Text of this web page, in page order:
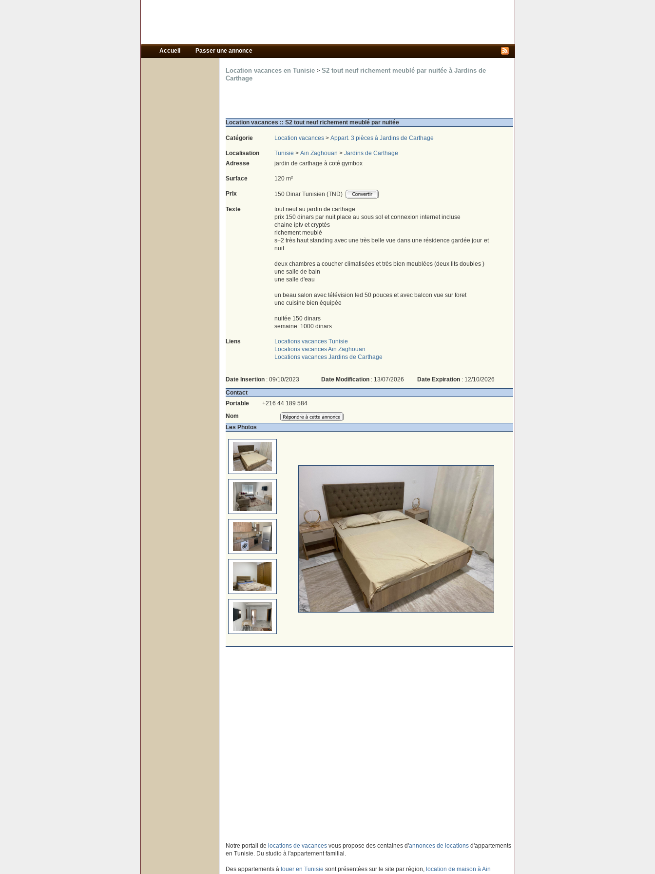
Accueil Passer une annonce
Location vacances en Tunisie > S2 tout neuf richement meublé par nuitée à Jardins de
Carthage
Location vacances :: S2 tout neuf richement meublé par nuitée
Catégorie Location vacances> Appart. 3 pièces à Jardins de Carthage
Localisation Tunisie > Ain Zaghouan > Jardins de Carthage
Adresse
jardin de carthage à coté gymbox
Surface 120 m²
Prix 150 Dinar Tunisien (TND)
Texte
tout neuf au jardin de carthage
prix 150 dinars par nuit place au sous sol et connexion internet incluse
chaine iptv et cryptés
richement meublé
s+2 très haut standing avec une très belle vue dans une résidence gardée jour et
nuit
deux chambres a coucher climatisées et très bien meublées (deux lits doubles )
une salle de bain
une salle d'eau
un beau salon avec télévision led 50 pouces et avec balcon vue sur foret
une cuisine bien équipée
nuitée 150 dinars
semaine: 1000 dinars
Liens
Locations vacances Tunisie
Locations vacances Ain Zaghouan
Locations vacances Jardins de Carthage
Date Insertion: 09/10/2023 Date Modification: 13/07/2026 Date Expiration: 12/10/2026
Contact
Portable
+216 44 189 584
Nom
Les Photos
Notre portail de locations de vacances vous propose des centaines d'annonces de locationsd'appartements
en Tunisie. Du studio à l'appartement familial.
Des appartements à louer en Tunisie sont présentées sur le site par région, location de maison à Ain